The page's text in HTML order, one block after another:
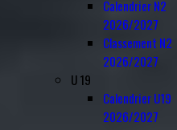
Calendrier N2
2026/2027
Classement N2
2026/2027
U 19
Calendrier U19
2026/2027